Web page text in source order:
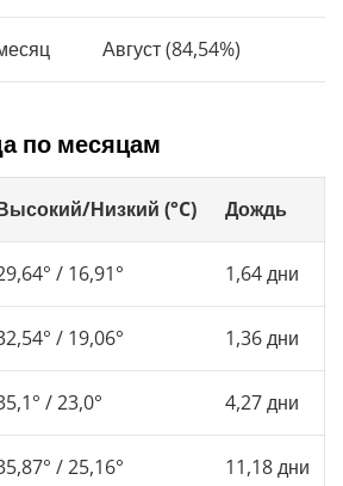
Август (84,54%)
по месяцам
Низкий (°C) Дождь
/ 16,91° 1,64 дни
/ 19,06° 1,36 дни
/ 23,0° 4,27 дни
/ 25,16° 11,18 дни